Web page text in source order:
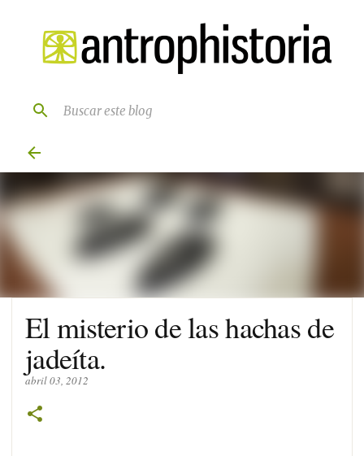
Ir al contenido principal
El misterio de las hachas de
jadeíta.
abril 03, 2012